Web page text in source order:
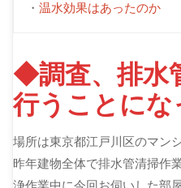
・ 温水効果はあったのか
◆調査、排水
行うことにな
場所は東京都江戸川区のマン
昨年建物全体で排水管清掃作